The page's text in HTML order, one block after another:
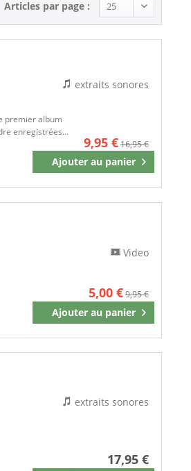
Articles par page :
premier album
enregistrées...
9,95 €16,95 €
Ajouter au panier
Mémoriser
extraits sonores
5,00 €9,95 €
Ajouter au panier
Mémoriser
Video
17,95 €
extraits sonores